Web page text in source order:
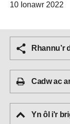
10 Ionawr 2022
Rhannu’r
Cadw ac
Yn ôl i'r